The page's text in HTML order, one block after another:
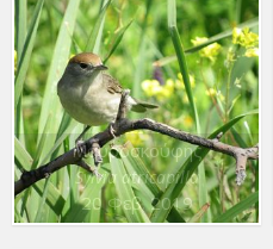
Μαυροσκούφης
Sylvia atricapilla
20 Φεβ. 2019